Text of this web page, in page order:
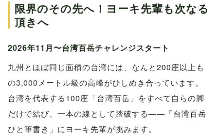
限界のその先へ！ヨーキ先輩も次なる
頂きへ
2026年11月〜台湾百岳チャレンジスタート
九州とほぼ同じ面積の台湾には、なんと200座以上も
の3,000メートル級の高峰がひしめき合っています。
台湾を代表する100座「台湾百岳」をすべて自らの脚
だけで結び、一本の線として踏破する――「台湾百岳
ひと筆書き」にヨーキ先輩が挑みます。